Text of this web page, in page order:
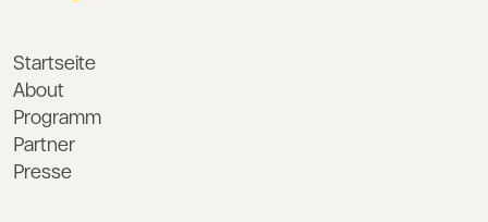
Startseite
About
Programm
Partner
Presse